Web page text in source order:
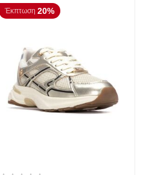
Έκπτωση 20%